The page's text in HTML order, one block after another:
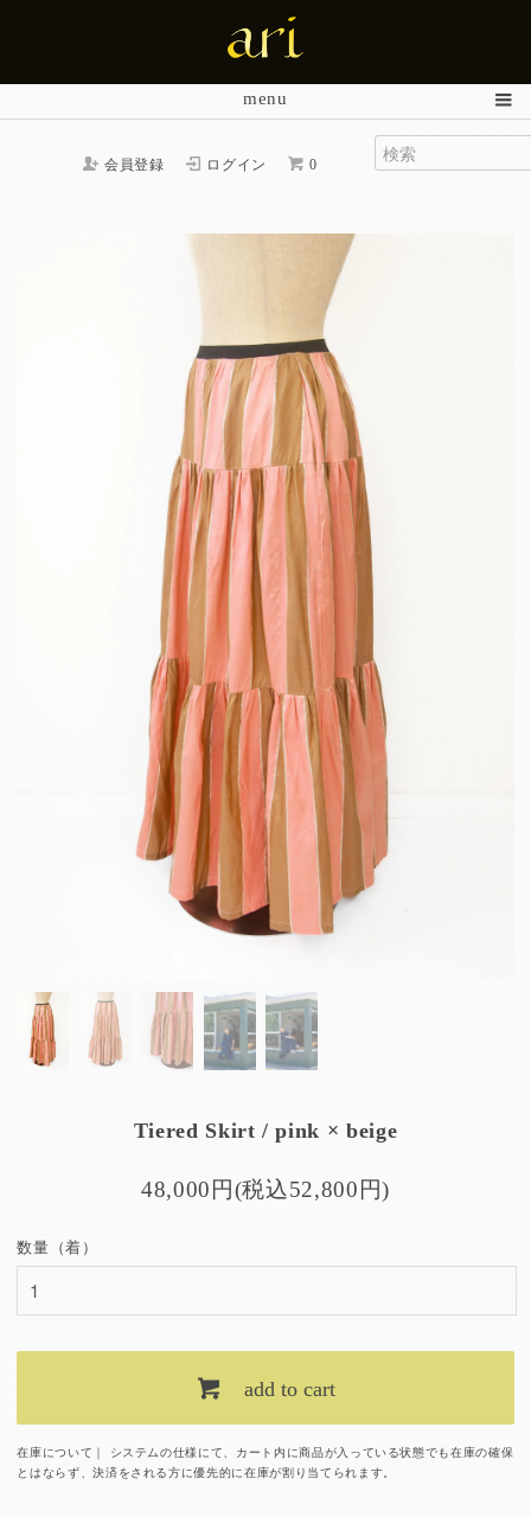
menu
会員登録 ログイン 0
Tiered Skirt / pink × beige
48,000円(税込52,800円)
数量（着）
add to cart
在庫について｜ システムの仕様にて、カート内に商品が入っている状態でも在庫の確保
とはならず、決済をされる方に優先的に在庫が割り当てられます。